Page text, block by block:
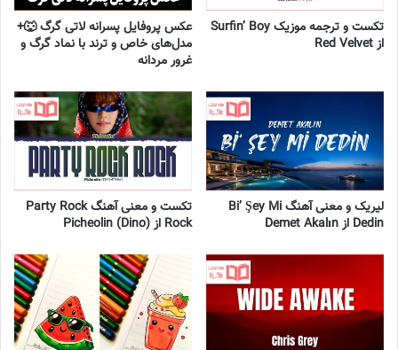
تکست و ترجمه موزیک Surfin’ Boy
از Red Velvet
عکس پروفایل پسرانه لاتی گرگ 🐺+
مدل‌های خاص و ترند با نماد گرگ و
غرور مردانه
لیریک و معنی آهنگ Bi’ Şey Mi
Dedin از Demet Akalın
تکست و معنی آهنگ Party Rock
Rock از Picheolin (Dino)